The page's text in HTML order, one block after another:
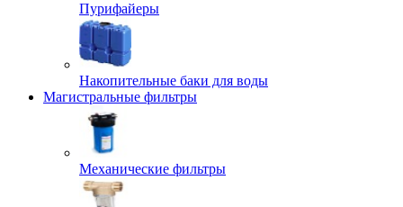
Пурифайеры
Накопительные баки для воды
Магистральные фильтры
Механические фильтры